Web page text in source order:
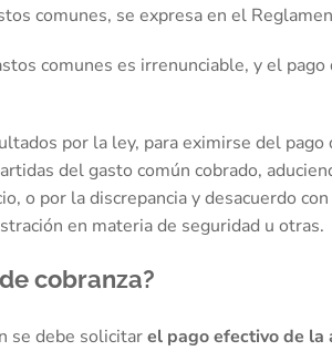
comunes, se expresa en el
comunes es irrenunciable, y el
por la ley, para eximirse del
del gasto común cobrado,
o por la discrepancia y desacuerdo
en materia de seguridad u otras.
cobranza?
se debe solicitarel pago efectivo de la